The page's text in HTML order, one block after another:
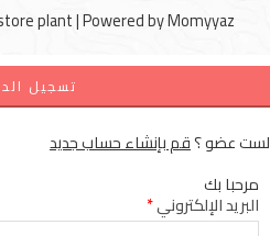
plant | Powered byMomyyaz
تسجيل
لست عضو ؟قم بإنشاء حساب جديد
مرحبا بك
البريد الإلكتروني*